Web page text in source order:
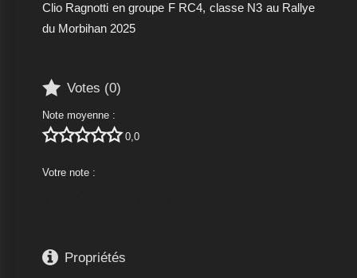
Clio Ragnotti en groupe F RC4, classe N3 au Rallye
du Morbihan 2025
 Votes (0)
Note moyenne :
 0,0
Votre note :
 Propriétés